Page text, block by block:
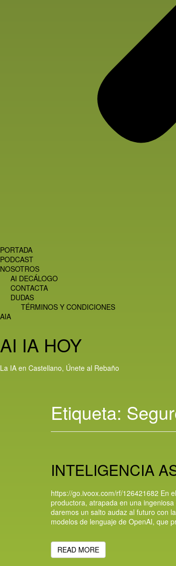
PORTADA
PODCAST
NOSOTROS
AI DECÁLOGO
CONTACTA
DUDAS
TÉRMINOS Y CONDICIONES
AIA
AI IA HOY
La IA en Castellano, Únete al Rebaño
Etiqueta:
INTELIGENCIA
https://go.ivoox.com/rf/126421682 En
productora, atrapada en una
daremos un salto audaz al futuro con
modelos de lenguaje de OpenAI, que
READ MORE